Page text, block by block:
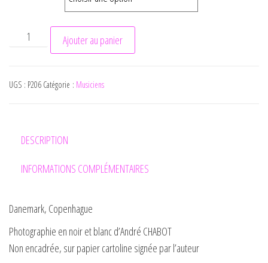
quantité de OrgueAjouter au panier
UGS : P206 Catégorie : Musiciens
DESCRIPTION
INFORMATIONS COMPLÉMENTAIRES
Danemark, Copenhague
Photographie en noir et blanc d’André CHABOT
Non encadrée, sur papier cartoline signée par l’auteur